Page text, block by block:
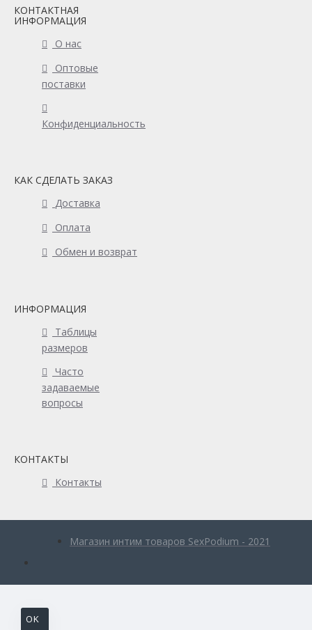
КОНТАКТНАЯ
ИНФОРМАЦИЯ
О нас
Оптовые
поставки
Конфиденциальность
КАК СДЕЛАТЬ ЗАКАЗ
Доставка
Оплата
Обмен и возврат
ИНФОРМАЦИЯ
Таблицы
размеров
Часто
задаваемые
вопросы
КОНТАКТЫ
Контакты
Магазин интим товаров SexPodium - 2021
OK